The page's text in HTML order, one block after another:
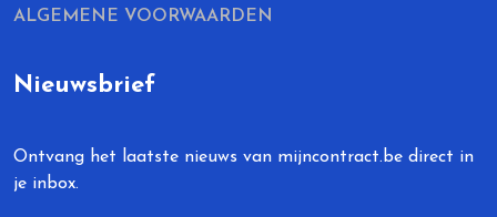
ALGEMENE VOORWAARDEN
Nieuwsbrief
Ontvang het laatste nieuws van mijncontract.be direct in
je inbox.